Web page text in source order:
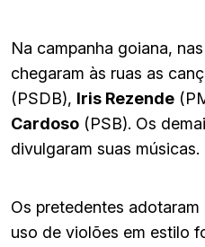
Na campanha goiana,
chegaram às ruas as
(PSDB), Iris Rezende
Cardoso (PSB). Os
divulgaram suas músicas.
Os pretedentes
uso de violões em estilo